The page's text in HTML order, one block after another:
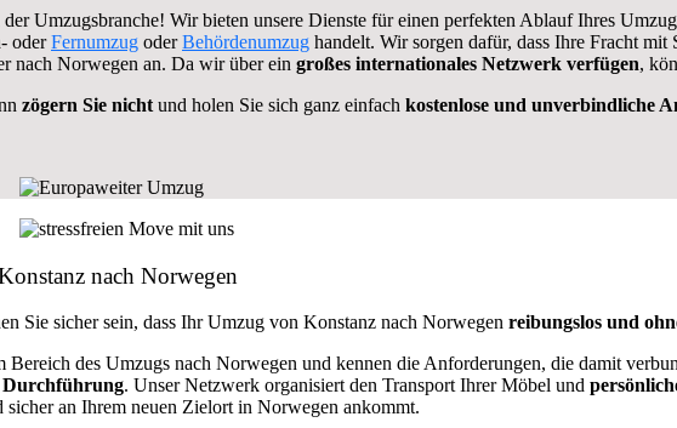
Umzugsbranche! Wir bieten unsere Dienste für einen perfekten Ablauf Ihres
oderFernumzug oderBehördenumzug handelt. Wir sorgen dafür, dass Ihre Fracht
nach Norwegen an. Da wir über ein großes internationales Netzwerk verfügen,
zögern Sie nicht und holen Sie sich ganz einfach kostenlose und unverbindliche
nach Norwegen
Sie sicher sein, dass Ihr Umzug von Konstanz nach Norwegen reibungslos und
Bereich des Umzugs nach Norwegen und kennen die Anforderungen, die damit
Durchführung. Unser Netzwerk organisiert den Transport Ihrer Möbel und
an Ihrem neuen Zielort in Norwegen ankommt.